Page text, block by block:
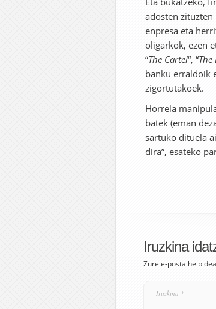
adosten
enpresa eta
oligarkok, ezen
“The Cartel“, “The
banku erraldoik
zigortutakoek.
Horrela
batek (eman
sartuko dituela
dira”, esateko
Iruzkina
Zure e-posta